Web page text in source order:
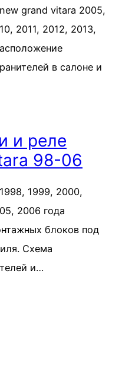
grand vitara 2005,
2011, 2012, 2013,
в салоне и
и реле
98-06
1999, 2000,
2006 года
блоков под
Схема
и…